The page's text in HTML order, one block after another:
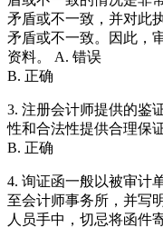
矛盾或不一致，并对此
矛盾或不一致。因此，
资料。 A. 错误
B. 正确
3. 注册会计师提供的鉴
性和合法性提供合理保
B. 正确
4. 询证函一般以被审计
至会计师事务所，并写
人员手中，切忌将函件